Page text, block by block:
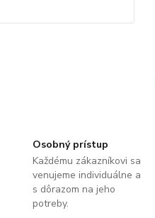
Osobný prístup
Každému zákazníkovi sa
venujeme individuálne a
s dôrazom na jeho
potreby.